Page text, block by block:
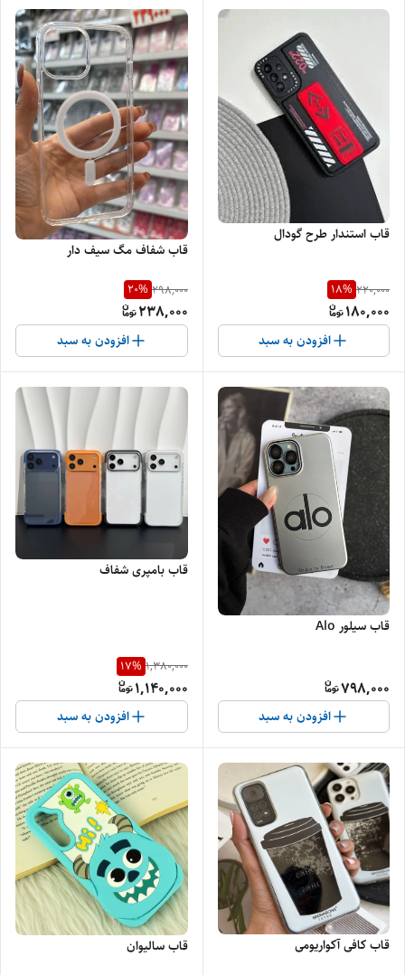
قاب استندار طرح گودال
220,000
18%
180,000
افزودن به سبد
قاب شفاف مگ سیف دار
298,000
20%
238,000
افزودن به سبد
قاب سیلور Alo
798,000
افزودن به سبد
قاب بامپری شفاف
1,380,000
17%
1,140,000
افزودن به سبد
قاب کافی آکواریومی قاب سالیوان